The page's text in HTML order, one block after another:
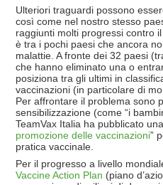
Ulteriori traguardi possono
così come nel nostro stesso
raggiunti molti progressi contro
è tra i pochi paesi che ancora
malattie. A fronte dei 32 paesi
che hanno eliminato una o
posiziona tra gli ultimi in
vaccinazioni (in particolare di
Per affrontare il problema sono
sensibilizzazione (come “i
TeamVax Italia ha pubblicato una
promozione delle vaccinazioni”
pratica vaccinale.
Per il progresso a livello
Vaccine Action Plan (piano